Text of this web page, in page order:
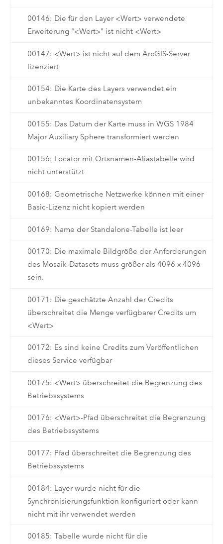
00146: Die für den Layer <Wert> verwendete
Erweiterung "<Wert>" ist nicht <Wert>
00147: <Wert> ist nicht auf dem ArcGIS-Server
lizenziert
00154: Die Karte des Layers verwendet ein
unbekanntes Koordinatensystem
00155: Das Datum der Karte muss in WGS 1984
Major Auxiliary Sphere transformiert werden
00156: Locator mit Ortsnamen-Aliastabelle wird
nicht unterstützt
00168: Geometrische Netzwerke können mit einer
Basic-Lizenz nicht kopiert werden
00169: Name der Standalone-Tabelle ist leer
00170: Die maximale Bildgröße der Anforderungen
des Mosaik-Datasets muss größer als 4096 x 4096
sein.
00171: Die geschätzte Anzahl der Credits
überschreitet die Menge verfügbarer Credits um
<Wert>
00172: Es sind keine Credits zum Veröffentlichen
dieses Service verfügbar
00175: <Wert> überschreitet die Begrenzung des
Betriebssystems
00176: <Wert>-Pfad überschreitet die Begrenzung
des Betriebssystems
00177: Pfad überschreitet die Begrenzung des
Betriebssystems
00184: Layer wurde nicht für die
Synchronisierungsfunktion konfiguriert oder kann
nicht mit ihr verwendet werden
00185: Tabelle wurde nicht für die